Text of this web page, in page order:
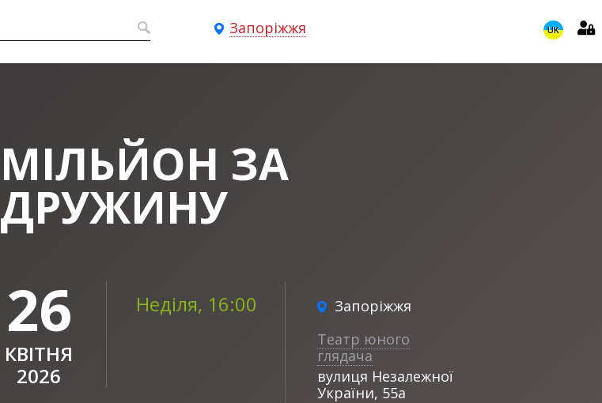
Запоріжжя UK
МІЛЬЙОН ЗА
ДРУЖИНУ
Запоріжжя
Театр юного
глядача
вулиця Незалежної
України, 55а
26
КВІТНЯ
2026
Неділя, 16:00